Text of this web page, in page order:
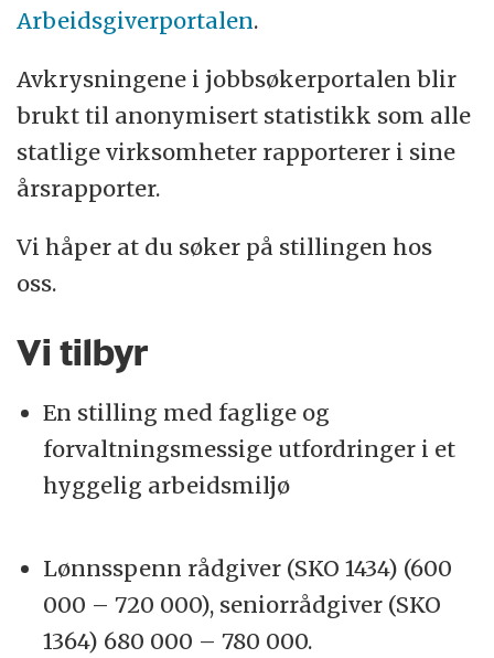
Arbeidsgiverportalen.
Avkrysningene i jobbsøkerportalen blir
brukt til anonymisert statistikk som alle
statlige virksomheter rapporterer i sine
årsrapporter.
Vi håper at du søker på stillingen hos
oss.
Vi tilbyr
En stilling med faglige og
forvaltningsmessige utfordringer i et
hyggelig arbeidsmiljø
Lønnsspenn rådgiver (SKO 1434) (600
000 – 720 000), seniorrådgiver (SKO
1364) 680 000 – 780 000.